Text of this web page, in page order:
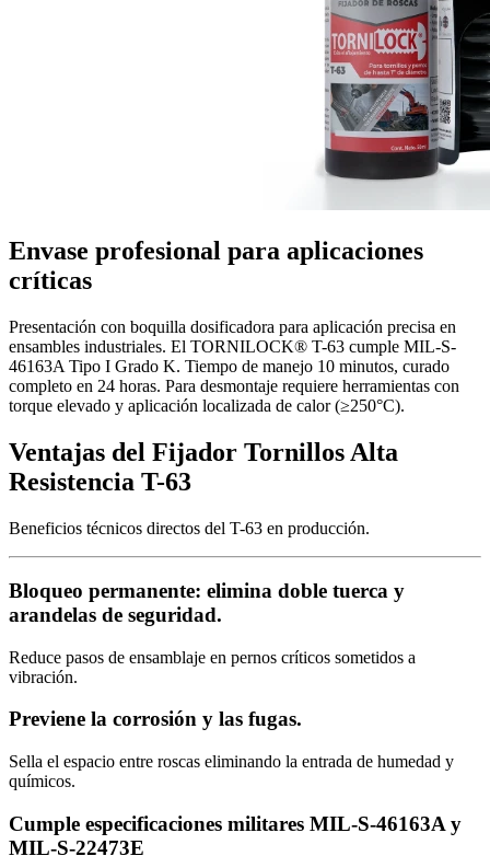
Envase profesional para aplicaciones
críticas
Presentación con boquilla dosificadora para aplicación precisa en
ensambles industriales. El TORNILOCK® T-63 cumple MIL-S-
46163A Tipo I Grado K. Tiempo de manejo 10 minutos, curado
completo en 24 horas. Para desmontaje requiere herramientas con
torque elevado y aplicación localizada de calor (≥250°C).
Ventajas del Fijador Tornillos Alta
Resistencia T-63
Beneficios técnicos directos del T-63 en producción.
Bloqueo permanente: elimina doble tuerca y
arandelas de seguridad.
Reduce pasos de ensamblaje en pernos críticos sometidos a
vibración.
Previene la corrosión y las fugas.
Sella el espacio entre roscas eliminando la entrada de humedad y
químicos.
Cumple especificaciones militares MIL-S-46163A y
MIL-S-22473E